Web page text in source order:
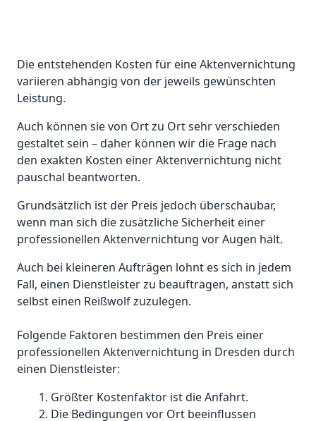
Die entstehenden Kosten für eine Aktenvernichtung
variieren abhängig von der jeweils gewünschten
Leistung.
Auch können sie von Ort zu Ort sehr verschieden
gestaltet sein – daher können wir die Frage nach
den exakten Kosten einer Aktenvernichtung nicht
pauschal beantworten.
Grundsätzlich ist der Preis jedoch überschaubar,
wenn man sich die zusätzliche Sicherheit einer
professionellen Aktenvernichtung vor Augen hält.
Auch bei kleineren Aufträgen lohnt es sich in jedem
Fall, einen Dienstleister zu beauftragen, anstatt sich
selbst einen Reißwolf zuzulegen.
Folgende Faktoren bestimmen den Preis einer
professionellen Aktenvernichtung in Dresden durch
einen Dienstleister:
Größter Kostenfaktor ist die Anfahrt.
Die Bedingungen vor Ort beeinflussen